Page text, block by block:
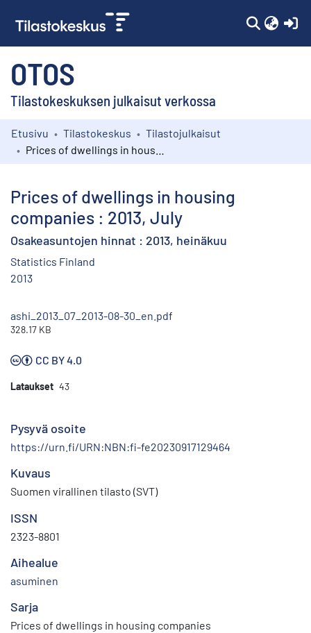
OTOS
Tilastokeskuksen julkaisut verkossa
Kokoelmat
Etusivu Tilastokeskus
Tilastojulkaisut
Prices of dwellings in housing
companies : 2013, July
Osakeasuntojen hinnat : 2013, heinäkuu
Statistics Finland
2013
ashi_2013_07_2013-08-30_en.pdf
328.17 KB
CC BY 4.0
Lataukset 43
Pysyvä osoite
https://urn.fi/URN:NBN:fi-fe20230917129464
Kuvaus
Suomen virallinen tilasto (SVT)
ISSN
2323-8801
Aihealue
asuminen
Sarja
Prices of dwellings in housing companies